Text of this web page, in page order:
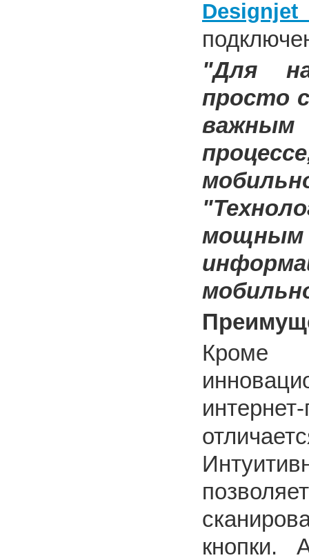
"Для
просто
Кроме
кнопки.